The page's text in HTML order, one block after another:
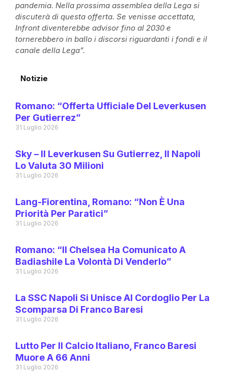
pandemia. Nella prossima assemblea della Lega si
discuterà di questa offerta. Se venisse accettata,
Infront diventerebbe advisor fino al 2030 e
tornerebbero in ballo i discorsi riguardanti i fondi e il
canale della Lega”.
Notizie
Romano: “Offerta Ufficiale Del Leverkusen
Per Gutierrez”
31 Luglio 2026
Sky – Il Leverkusen Su Gutierrez, Il Napoli
Lo Valuta 30 Milioni
31 Luglio 2026
Lang-Fiorentina, Romano: “Non È Una
Priorità Per Paratici”
31 Luglio 2026
Romano: “Il Chelsea Ha Comunicato A
Badiashile La Volontà Di Venderlo”
31 Luglio 2026
La SSC Napoli Si Unisce Al Cordoglio Per La
Scomparsa Di Franco Baresi
31 Luglio 2026
Lutto Per Il Calcio Italiano, Franco Baresi
Muore A 66 Anni
31 Luglio 2026